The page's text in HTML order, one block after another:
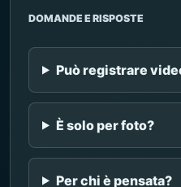
DOMANDE E RISPOSTE
Può registrare
È solo per foto?
Per chi è pensata?